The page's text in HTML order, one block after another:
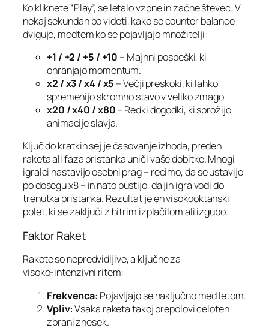
Ko kliknete “Play”, se letalo vzpne in začne števec. V
nekaj sekundah bo videti, kako se counter balance
dviguje, medtem ko se pojavljajo množitelji:
+1 / +2 / +5 / +10 – Majhni pospeški, ki
ohranjajo momentum.
x2 / x3 / x4 / x5 – Večji preskoki, ki lahko
spremenijo skromno stavo v veliko zmago.
x20 / x40 / x80– Redki dogodki, ki sprožijo
animacije slavja.
Ključ do kratkih sej je časovanje izhoda, preden
raketa ali faza pristanka uniči vaše dobitke. Mnogi
igralci nastavijo osebni prag – recimo, da se ustavijo
po dosegu x8 – in nato pustijo, da jih igra vodi do
trenutka pristanka. Rezultat je en visokooktanski
polet, ki se zaključi z hitrim izplačilom ali izgubo.
Faktor Raket
Rakete so nepredvidljive, a ključne za
visoko‑intenzivni ritem:
Frekvenca: Pojavljajo se naključno med letom.
Vpliv: Vsaka raketa takoj prepolovi celoten
zbrani znesek.